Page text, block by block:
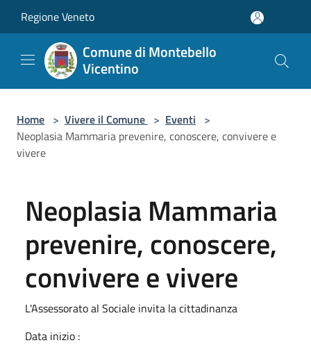
Regione Veneto
Comune di Montebello
Vicentino
Home > Vivere il Comune > Eventi >
Neoplasia Mammaria prevenire, conoscere, convivere e
vivere
Neoplasia Mammaria
prevenire, conoscere,
convivere e vivere
L'Assessorato al Sociale invita la cittadinanza
Data inizio :